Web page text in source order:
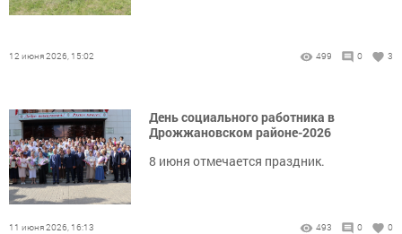
12 июня 2026, 15:02 499 0 3
День социального работника в
Дрожжановском районе-2026
8 июня отмечается праздник.
11 июня 2026, 16:13 493 0 0